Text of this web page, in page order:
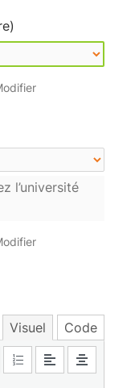
l’université
Visuel Code